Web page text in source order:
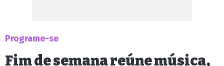
Programe-se
Fim de semana reúne música,